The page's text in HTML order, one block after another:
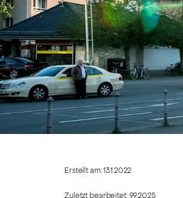
Erstellt am:13.1.2022
Zuletzt bearbeitet:9.9.2025